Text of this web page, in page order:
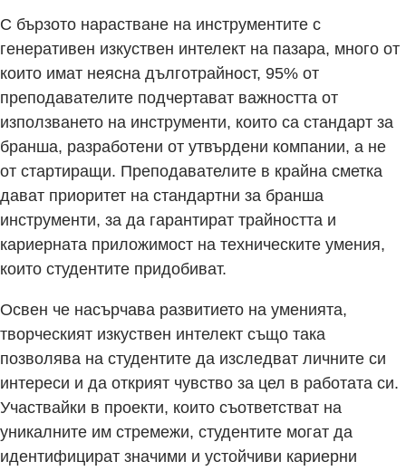
С бързото нарастване на инструментите с
генеративен изкуствен интелект на пазара, много от
които имат неясна дълготрайност, 95% от
преподавателите подчертават важността от
използването на инструменти, които са стандарт за
бранша, разработени от утвърдени компании, а не
от стартиращи. Преподавателите в крайна сметка
дават приоритет на стандартни за бранша
инструменти, за да гарантират трайността и
кариерната приложимост на техническите умения,
които студентите придобиват.
Освен че насърчава развитието на уменията,
творческият изкуствен интелект също така
позволява на студентите да изследват личните си
интереси и да открият чувство за цел в работата си.
Участвайки в проекти, които съответстват на
уникалните им стремежи, студентите могат да
идентифицират значими и устойчиви кариерни